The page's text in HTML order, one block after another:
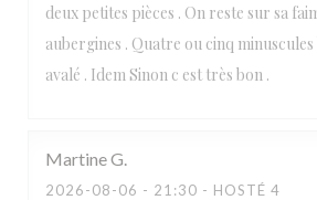
deux petites pièces . On reste sur sa
aubergines . Quatre ou cinq
avalé . Idem Sinon c est très bon .
MartineG
2026-08-06 - 21:30 - HOSTÉ 4